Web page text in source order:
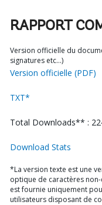
RAPPORT
Version officielle du
signatures etc…)
Version officielle (PDF)
TXT*
Total Downloads** :
Download Stats
*La version texte est une
optique de caractères
est fournie uniquement
utilisateurs disposant de